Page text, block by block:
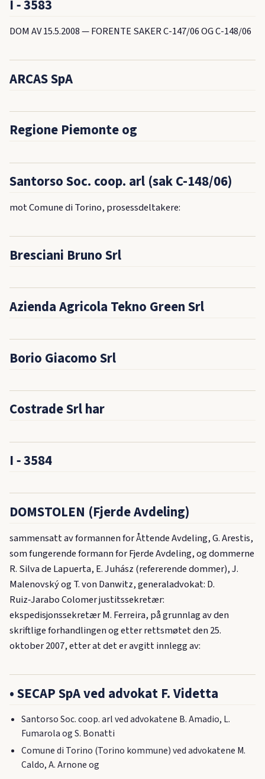
I ‑ 3583
DOM AV 15.5.2008 — FORENTE SAKER C-147/06 OG C-148/06
ARCAS SpA
Regione Piemonte og
Santorso Soc. coop. arl (sak C-148/06)
mot Comune di Torino, prosessdeltakere:
Bresciani Bruno Srl
Azienda Agricola Tekno Green Srl
Borio Giacomo Srl
Costrade Srl har
I ‑ 3584
DOMSTOLEN (Fjerde Avdeling)
sammensatt av formannen for Åttende Avdeling, G. Arestis,
som fungerende formann for Fjerde Avdeling, og dommerne
R. Silva de Lapuerta, E. Juhász (refererende dommer), J.
Malenovský og T. von Danwitz, generaladvokat: D.
Ruiz‑Jarabo Colomer justitssekretær:
ekspedisjonssekretær M. Ferreira, på grunnlag av den
skriftlige forhandlingen og etter rettsmøtet den 25.
oktober 2007, etter at det er avgitt innlegg av:
• SECAP SpA ved advokat F. Videtta
Santorso Soc. coop. arl ved advokatene B. Amadio, L.
Fumarola og S. Bonatti
Comune di Torino (Torino kommune) ved advokatene M.
Caldo, A. Arnone og